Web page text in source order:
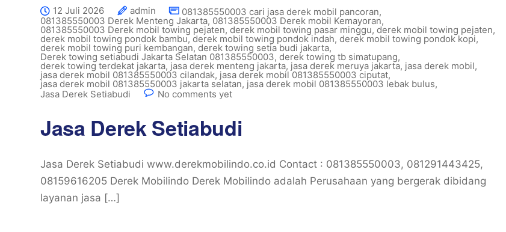
12 Juli 2026 admin 081385550003 cari jasa derek mobil pancoran,
081385550003 Derek Menteng Jakarta, 081385550003 Derek mobil Kemayoran,
081385550003 Derek mobil towing pejaten, derek mobil towing pasar minggu, derek mobil towing pejaten,
derek mobil towing pondok bambu, derek mobil towing pondok indah, derek mobil towing pondok kopi,
derek mobil towing puri kembangan, derek towing setia budi jakarta,
Derek towing setiabudi Jakarta Selatan 081385550003, derek towing tb simatupang,
derek towing terdekat jakarta, jasa derek menteng jakarta, jasa derek meruya jakarta, jasa derek mobil,
jasa derek mobil 081385550003 cilandak, jasa derek mobil 081385550003 ciputat,
jasa derek mobil 081385550003 jakarta selatan, jasa derek mobil 081385550003 lebak bulus,
Jasa Derek Setiabudi
No comments yet
Jasa Derek Setiabudi
Jasa Derek Setiabudi www.derekmobilindo.co.id Contact : 081385550003, 081291443425,
08159616205 Derek Mobilindo Derek Mobilindo adalah Perusahaan yang bergerak dibidang
layanan jasa […]